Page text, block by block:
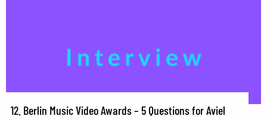
12. Berlin Music Video Awards – 5 Questions for Aviel